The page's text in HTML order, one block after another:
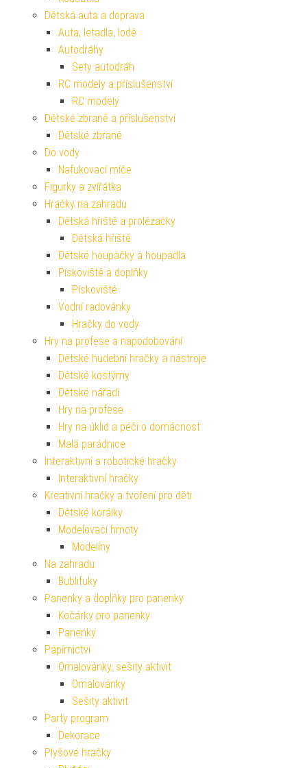
Dětská auta a doprava
Auta, letadla, lodě
Autodráhy
Sety autodráh
RC modely a příslušenství
RC modely
Dětské zbraně a příslušenství
Dětské zbraně
Do vody
Nafukovací míče
Figurky a zvířátka
Hračky na zahradu
Dětská hřiště a prolézačky
Dětská hřiště
Dětské houpačky a houpadla
Pískoviště a doplňky
Pískoviště
Vodní radovánky
Hračky do vody
Hry na profese a napodobování
Dětské hudební hračky a nástroje
Dětské kostýmy
Dětské nářadí
Hry na profese
Hry na úklid a péči o domácnost
Malá parádnice
Interaktivní a robotické hračky
Interaktivní hračky
Kreativní hračky a tvoření pro děti
Dětské korálky
Modelovací hmoty
Modelíny
Na zahradu
Bublifuky
Panenky a doplňky pro panenky
Kočárky pro panenky
Panenky
Papírnictví
Omalovánky, sešity aktivit
Omalovánky
Sešity aktivit
Party program
Dekorace
Plyšové hračky